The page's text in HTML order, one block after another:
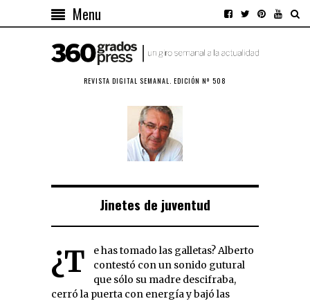
Menu
REVISTA DIGITAL SEMANAL. EDICIÓN Nº 508
Jinetes de juventud
¿Te has tomado las galletas? Alberto
contestó con un sonido gutural
que sólo su madre descifraba,
cerró la puerta con energía y bajó las